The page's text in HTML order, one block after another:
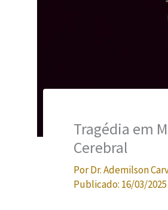
Tragédia em
Cerebral
PorDr. Ademilson
Publicado: 16/03/2025